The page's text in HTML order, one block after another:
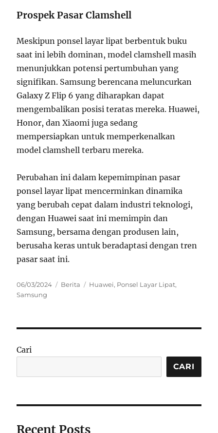
Prospek Pasar Clamshell
Meskipun ponsel layar lipat berbentuk buku
saat ini lebih dominan, model clamshell masih
menunjukkan potensi pertumbuhan yang
signifikan. Samsung berencana meluncurkan
Galaxy Z Flip 6 yang diharapkan dapat
mengembalikan posisi teratas mereka. Huawei,
Honor, dan Xiaomi juga sedang
mempersiapkan untuk memperkenalkan
model clamshell terbaru mereka.
Perubahan ini dalam kepemimpinan pasar
ponsel layar lipat mencerminkan dinamika
yang berubah cepat dalam industri teknologi,
dengan Huawei saat ini memimpin dan
Samsung, bersama dengan produsen lain,
berusaha keras untuk beradaptasi dengan tren
pasar saat ini.
Posted
on
06/03/2024 Categories
Berita Tags
Huawei, Ponsel Layar Lipat,
Samsung
Cari
CARI
Recent Posts